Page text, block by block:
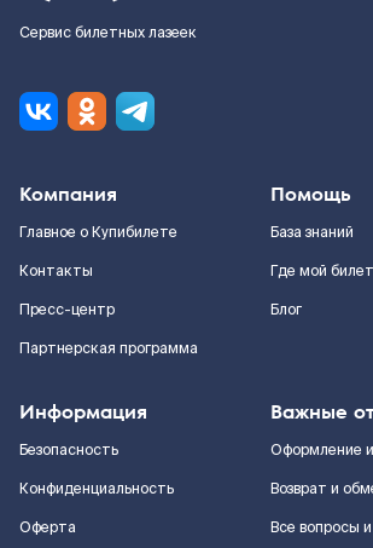
Сервис билетных лазеек
Компания
Главное о Купибилете
Контакты
Пресс-центр
Партнерская программа
Помощь
База знаний
Где мой билет
Блог
Информация
Безопасность
Конфиденциальность
Оферта
Важные
Оформление
Возврат и
Все вопросы